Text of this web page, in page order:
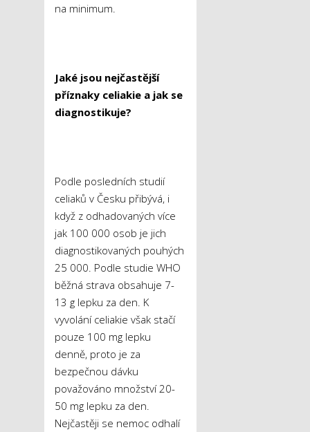
na minimum.
Jaké jsou nejčastější
příznaky celiakie a jak se
diagnostikuje?
Podle posledních studií
celiaků v Česku přibývá, i
když z odhadovaných více
jak 100 000 osob je jich
diagnostikovaných pouhých
25 000. Podle studie WHO
běžná strava obsahuje 7-
13 g lepku za den. K
vyvolání celiakie však stačí
pouze 100 mg lepku
denně, proto je za
bezpečnou dávku
považováno množství 20-
50 mg lepku za den.
Nejčastěji se nemoc odhalí